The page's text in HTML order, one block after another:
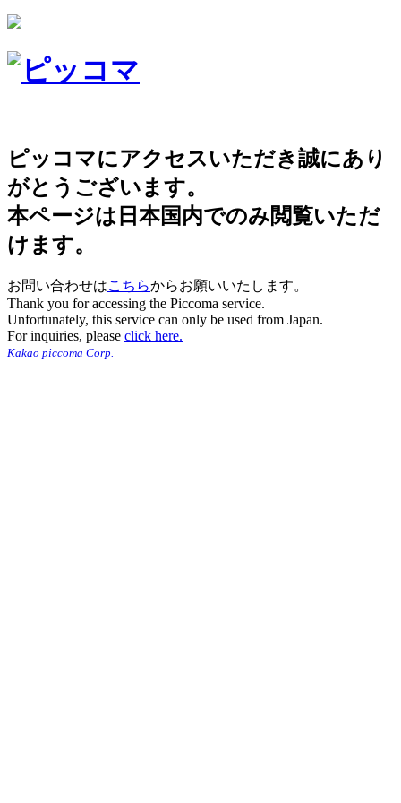
ピッコマにアクセスいただき誠にあり
がとうございます。
本ページは日本国内でのみ閲覧いただ
けます。
お問い合わせはこちらからお願いいたします。
Thank you for accessing the Piccoma service.
Unfortunately, this service can only be used from Japan.
For inquiries, please click here.
Kakao piccoma Corp.